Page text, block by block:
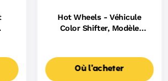
Hot Wheels - Véhicule
Color Shifter, Modèle
Où l'acheter